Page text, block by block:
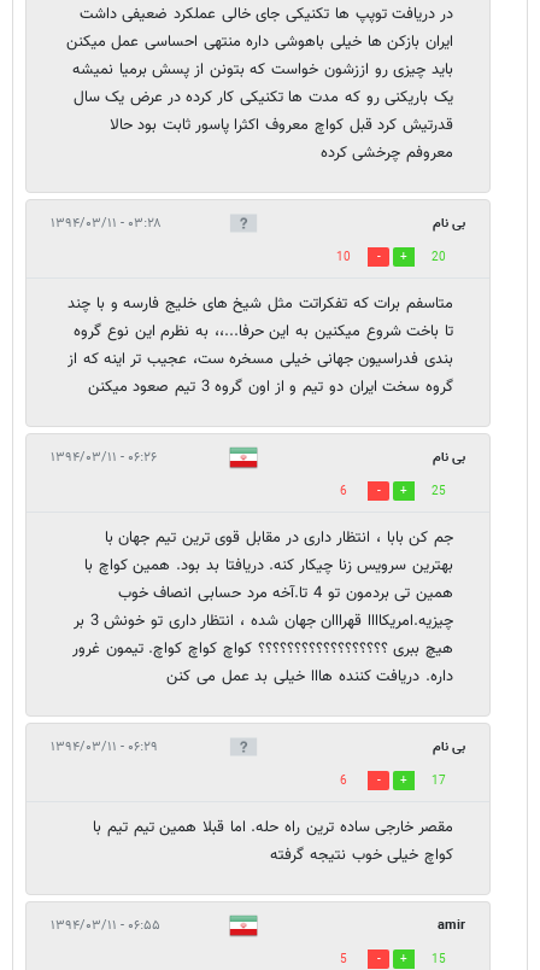
در دریافت توپپ ها تکنیکی جای خالی عملکرد ضعیفی داشت
ایران بازکن ها خیلی باهوشی داره منتهی احساسی عمل میکنن
باید چیزی رو اززشون خواست که بتونن از پسش برمیا نمیشه
یک باریکنی رو که مدت ها تکنیکی کار کرده در عرض یک سال
قدرتیش کرد قبل کواچ معروف اکثرا پاسور ثابت بود حالا
معروفم چرخشی کرده
بی نام ۰۳:۲۸ - ۱۳۹۴/۰۳/۱۱
20
10
متاسفم برات که تفکراتت مثل شیخ های خلیج فارسه و با چند
تا باخت شروع میکنین به این حرفا...،، به نظرم این نوع گروه
بندی فدراسیون جهانی خیلی مسخره ست، عجیب تر اینه که از
گروه سخت ایران دو تیم و از اون گروه 3 تیم صعود میکنن
بی نام ۰۶:۲۶ - ۱۳۹۴/۰۳/۱۱
25
6
جم کن بابا ، انتظار داری در مقابل قوی ترین تیم جهان با
بهترین سرویس زنا چیکار کنه. دریافتا بد بود. همین کواچ با
همین تی بردمون تو 4 تا.آخه مرد حسابی انصاف خوب
چیزیه.امریکاااا قهرااان جهان شده ، انتظار داری تو خونش 3 بر
هیچ ببری ؟؟؟؟؟؟؟؟؟؟؟؟؟؟؟؟؟؟ کواچ کواچ کواچ. تیمون غرور
داره. دریافت کننده هااا خیلی بد عمل می کنن
بی نام ۰۶:۲۹ - ۱۳۹۴/۰۳/۱۱
17
6
مقصر خارجی ساده ترین راه حله. اما قبلا همین تیم تیم با
کواچ خیلی خوب نتیجه گرفته
amir ۰۶:۵۵ - ۱۳۹۴/۰۳/۱۱
15
5